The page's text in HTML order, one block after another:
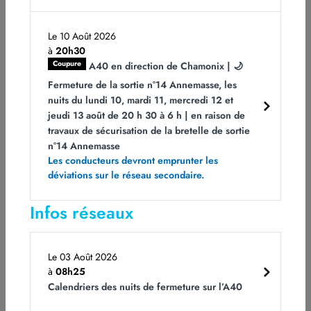
Yoan JEANDEMANGE
« Les membres du comité et moi-même avons hâte
de découvrir les nouveaux projets 2025 ! Nous
espérons recevoir, comme l’an dernier, des projets
innovants autour de la mobilité solidaire. Nous
prendrons le temps de bien étudier et de
comprendre chaque projet pour faire les choix les
plus en phase avec notre mission. Le travail et
l’engagement des associations est essentiel pour
tracer le chemin vers une société plus inclusive. »
Yoan Jeandemange, président de la Fondation ATMB
La « Fondation ATMB » a soutenu 22
projets associatifs en 2024
Le 10 Août 2026
à 20h30
Coupure
A40 en direction de Chamonix | 🌙
Fermeture de la sortie n°14 Annemasse, les
nuits du lundi 10, mardi 11, mercredi 12 et
jeudi 13 août de 20 h 30 à 6 h | en raison de
travaux de sécurisation de la bretelle de sortie
n°14 Annemasse
Les conducteurs devront emprunter les
déviations sur le réseau secondaire.
Infos réseaux
Le 03 Août 2026
à 08h25
Calendriers des nuits de fermeture sur l’A40